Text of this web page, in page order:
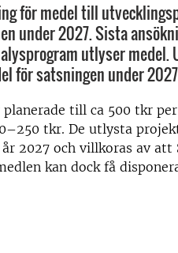
för medel till
under 2027. Sista
utlyser
för satsningen under
till ca 500 tkr
tkr. De utlysta
2027 och villkoras av
kan dock få